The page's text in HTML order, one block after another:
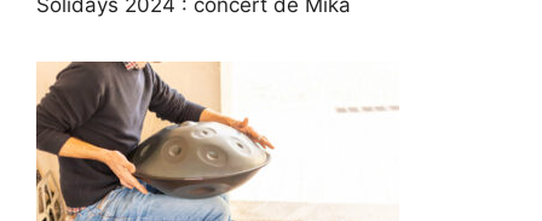
Solidays 2024 : concert de Mika